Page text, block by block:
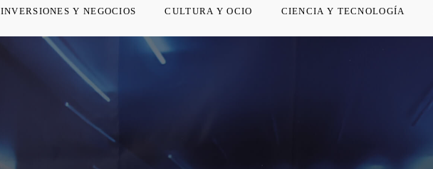
INVERSIONES Y NEGOCIOS CULTURA Y OCIO CIENCIA Y TECNOLOGÍA